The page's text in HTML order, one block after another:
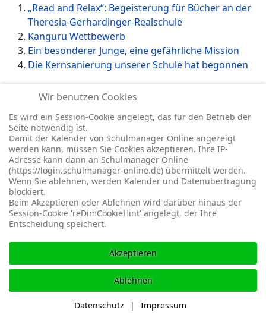
„Read and Relax“: Begeisterung für Bücher an der
Theresia-Gerhardinger-Realschule
Känguru Wettbewerb
Ein besonderer Junge, eine gefährliche Mission
Die Kernsanierung unserer Schule hat begonnen
Seite 1 von 8
1 2
© 2026 -
Einstellungen-Redaktionslogin
Wir benutzen Cookies
Es wird ein Session-Cookie angelegt, das für den Betrieb der
Seite notwendig ist.
Damit der Kalender von Schulmanager Online angezeigt
werden kann, müssen Sie Cookies akzeptieren. Ihre IP-
Adresse kann dann an Schulmanager Online
(https://login.schulmanager-online.de) übermittelt werden.
Wenn Sie ablehnen, werden Kalender und Datenübertragung
blockiert.
Beim Akzeptieren oder Ablehnen wird darüber hinaus der
Session-Cookie 'reDimCookieHint' angelegt, der Ihre
Entscheidung speichert.
Akzeptieren
Ablehnen
Datenschutz | Impressum